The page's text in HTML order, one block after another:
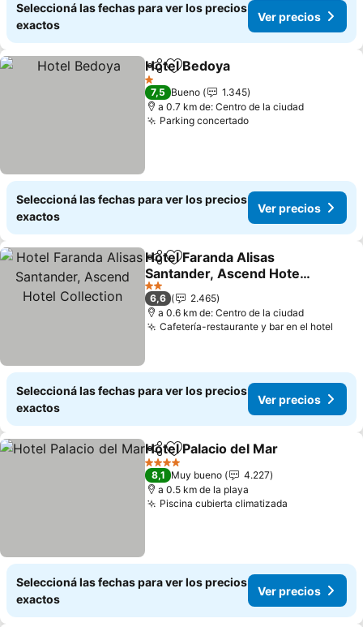
Seleccioná las fechas para ver los precios
exactos
Ver precios
CompartirAñadir a favoritos
Hotel Bedoya
1 Estrellas
7,5 Bueno
1.345
a 0.7 km de: Centro de la ciudad
Parking concertado
Seleccioná las fechas para ver los precios
exactos
Ver precios
CompartirAñadir a favoritos
Hotel Faranda Alisas
Santander, Ascend Hotel
Collection
2 Estrellas
6,6
2.465
a 0.6 km de: Centro de la ciudad
Cafetería-restaurante y bar en el hotel
Seleccioná las fechas para ver los precios
exactos
Ver precios
CompartirAñadir a favoritos
Hotel Palacio del Mar
4 Estrellas
8,1 Muy bueno
4.227
a 0.5 km de la playa
Piscina cubierta climatizada
Seleccioná las fechas para ver los precios
exactos
Ver precios